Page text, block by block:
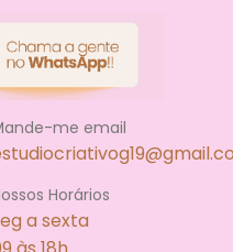
me email
Horários
a sexta